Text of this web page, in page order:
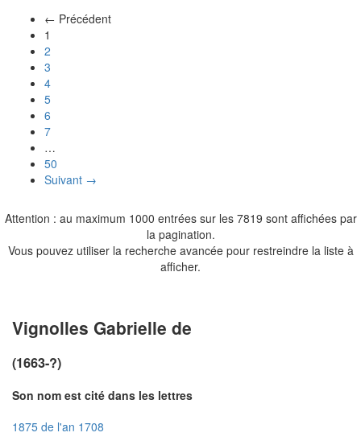
← Précédent
1
2
3
4
5
6
7
…
50
Suivant →
Attention : au maximum 1000 entrées sur les 7819 sont affichées par
la pagination.
Vous pouvez utiliser la recherche avancée pour restreindre la liste à
afficher.
Vignolles Gabrielle de
(1663-?)
Son nom est cité dans les lettres
1875 de l'an 1708